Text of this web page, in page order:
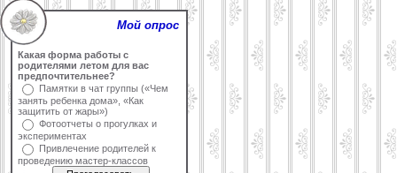
Мой опрос
Какая форма работы с
родителями летом для вас
предпочтительнее?
Памятки в чат группы («Чем
занять ребенка дома», «Как
защитить от жары»)
Фотоотчеты о прогулках и
экспериментах
Привлечение родителей к
проведению мастер-классов